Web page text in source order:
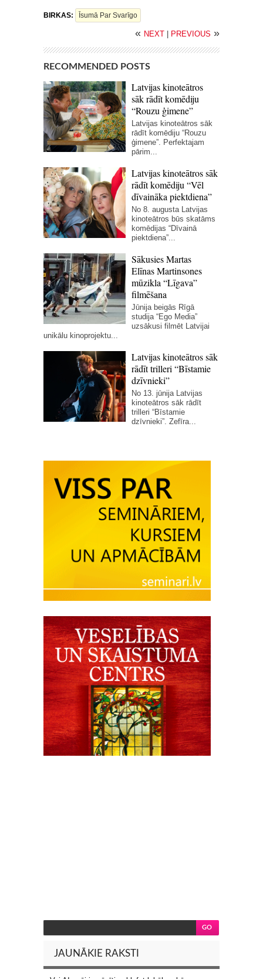
BIRKAS: Īsumā Par Svarīgo
« NEXT PREVIOUS »
RECOMMENDED POSTS
Latvijas kinoteātros
sāk rādīt komēdiju
“Rouzu ģimene”
Latvijas kinoteātros sāk
rādīt komēdiju “Rouzu
ģimene”. Perfektajam
pārim...
Latvijas kinoteātros sāk
rādīt komēdiju “Vēl
dīvaināka piektdiena”
No 8. augusta Latvijas
kinoteātros būs skatāms
komēdijas “Dīvainā
piektdiena”...
Sākusies Martas
Elīnas Martinsones
mūzikla “Līgava”
filmēšana
Jūnija beigās Rīgā
studija “Ego Media”
uzsākusi filmēt Latvijai
unikālu kinoprojektu...
Latvijas kinoteātros sāk
rādīt trilleri “Bīstamie
dzīvnieki”
No 13. jūnija Latvijas
kinoteātros sāk rādīt
trilleri “Bīstamie
dzīvnieki”. Zefīra...
JAUNĀKIE RAKSTI